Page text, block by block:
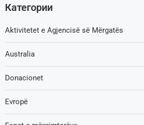
Категории
Aktivitetet e Agjencisë së Мërgatës
Australia
Donacionet
Evropë